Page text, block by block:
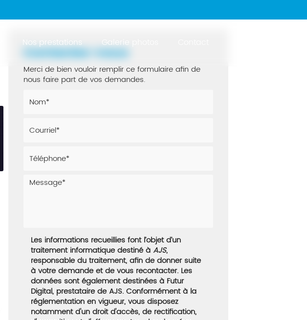
Nos prestations Galerie photos
Contactez-nous
Merci de bien vouloir remplir ce formulaire afin de
nous faire part de vos demandes.
Les informations recueillies font l’objet d’un
traitement informatique destiné àAJS,
responsable du traitement, afin de donner suite
à votre demande et de vous recontacter. Les
données sont également destinées à Futur
Digital, prestataire de AJS. Conformément à la
réglementation en vigueur, vous disposez
notamment d'un droit d'accès, de rectification,